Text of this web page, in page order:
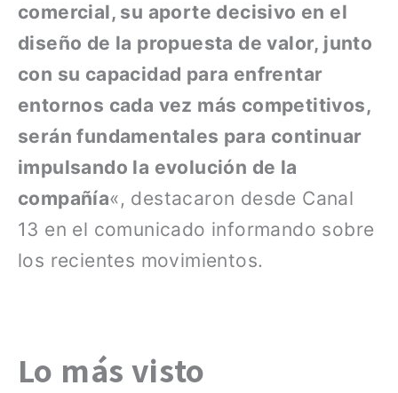
comercial, su aporte decisivo en el
diseño de la propuesta de valor, junto
con su capacidad para enfrentar
entornos cada vez más competitivos,
serán fundamentales para continuar
impulsando la evolución de la
compañía«, destacaron desde Canal
13 en el comunicado informando sobre
los recientes movimientos.
Lo más visto